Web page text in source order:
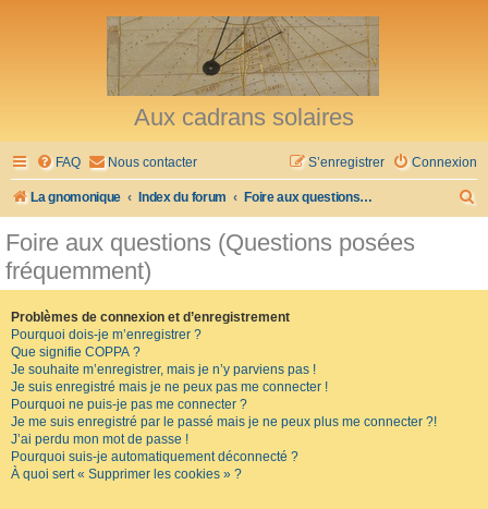
Aux cadrans solaires
FAQ Nous contacter Connexion
S’enregistrer
La gnomonique Index du forum Foire aux questions (Questions posées fréquemment)
Foire aux questions (Questions posées
fréquemment)
Problèmes de connexion et d’enregistrement
Pourquoi dois-je m’enregistrer ?
Que signifie COPPA ?
Je souhaite m’enregistrer, mais je n’y parviens pas !
Je suis enregistré mais je ne peux pas me connecter !
Pourquoi ne puis-je pas me connecter ?
Je me suis enregistré par le passé mais je ne peux plus me connecter ?!
J’ai perdu mon mot de passe !
Pourquoi suis-je automatiquement déconnecté ?
À quoi sert « Supprimer les cookies » ?